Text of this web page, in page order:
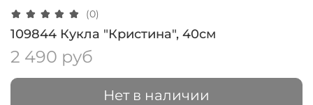
(0)
109844 Кукла "Кристина", 40см
2 490 руб
Нет в наличии